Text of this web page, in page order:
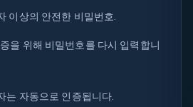
이상의 안전한 비밀번호.
을 위해 비밀번호를 다시 입력합니
는 자동으로 인증됩니다.